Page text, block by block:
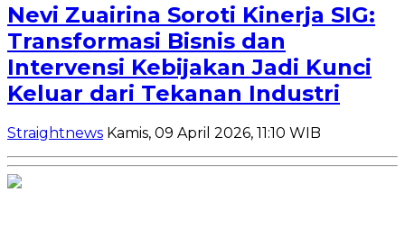
Nevi Zuairina Soroti Kinerja SIG:
Transformasi Bisnis dan
Intervensi Kebijakan Jadi Kunci
Keluar dari Tekanan Industri
Straightnews Kamis, 09 April 2026, 11:10 WIB